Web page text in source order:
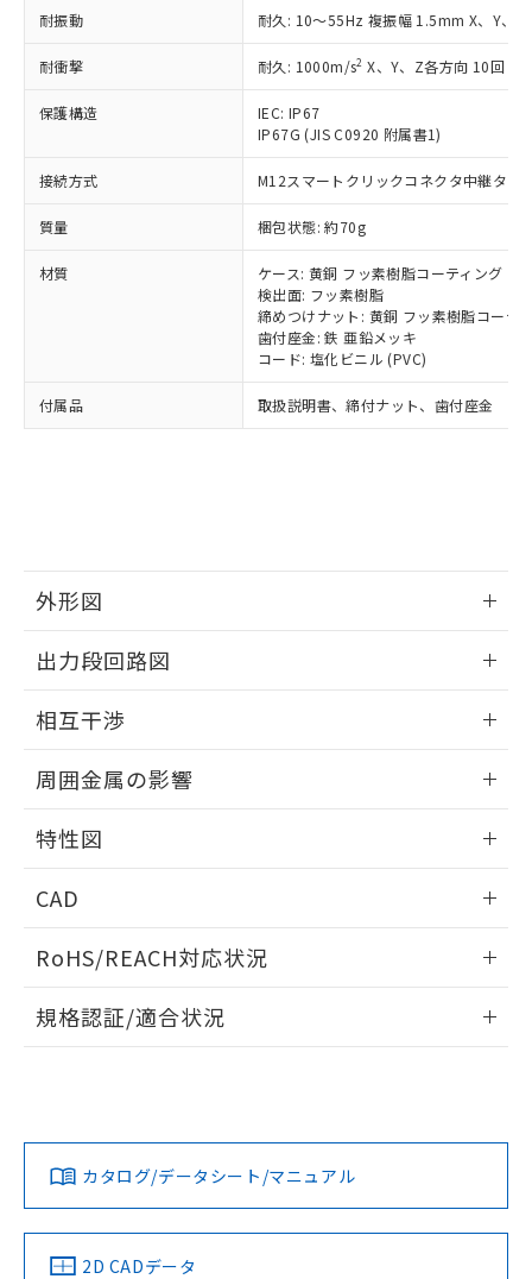
耐振動 耐久: 10～55Hz 複振幅 1.5mm X、Y、Z
耐衝撃 耐久: 1000m/s2 X、Y、Z各方向 10回
保護構造
IEC: IP67
IP67G (JIS C0920 附属書1)
接続方式 M12スマートクリックコネクタ中継タイ
質量 梱包状態: 約70g
材質
ケース: 黄銅 フッ素樹脂コーティング
検出面: フッ素樹脂
締めつけナット: 黄銅 フッ素樹脂コーテ
歯付座金: 鉄 亜鉛メッキ
コード: 塩化ビニル (PVC)
付属品 取扱説明書、締付ナット、歯付座金
外形図
外形図
出力段回路図
出力段回路図
タイムチャート
相互干渉
相互干渉
A: 30mm以上、B: 20mm以上
周囲金属の影響
周囲金属の影響
特性図
検出物体の大きさと材質による影響
CAD
ドすることができます。
ログイン/会員登録
ダウンロードデータをご利用いただく前に、以下を必ずお読
みください。
ソフトウェアの使用条件
RoHS/REACH対応状況
EU RoHS 注意事項・凡例
対応済み
中国 RoHS 注意事項・凡例
規格認証/適合状況
LR型式承認
（イギリス
船舶規格）
DNV型式承認
（ノルウェー
BV型式承認
（フランス
KR型式
（韓国
カタログ/データシート/マニュアル
2D CADデータ
タに基づき作成されるものであり、閲
覧された時点での実際の在庫および標
準価格とは異なる場合があることをご
正式な納期状況および標準価格はお客
様のお取引先、またはお客様担当のオ
ムロン制御機器販売店・当社販売員に
ご相談ください。
オムロン制御機器販売店や当社販売拠
販売ネットワーク
」をご確認
在庫状況および標準価格結果を当社の
事前の承諾なく第三者に漏洩または開
示しないようお願いします。
マイパーツ機能（部品リスト作成サー
ビス）をご利用いただくには、I-Web
メンバーズにご登録されている必要が
引・商談に必要な範囲で利用すること
※当社の共同利用者とは、"個人情報
の共同利用に関して"
用者の範囲」に記載されている法人を
*EU RoHS指令（10物質）：
鉛(Pb) 1000ppm以下、 水銀(Hg) 1000ppm以下、 カド
ミウム(Cd) 100ppm以下、
六価クロム(Cr(Ⅵ)) 1000ppm以下、ポリ臭化ビフェニル
ル) (DEHP)(別名：DOP) 1000ppm以下、フタル酸ブチ
ルベンジル（BBP） 1000ppm以下、フタル酸ジブチル
（DBP） 1000ppm以下、フタル酸ジイソブチル
(DIBP) 1000ppm以下
但し、RoHS指令で産業用監視および制御機器に対する
フタル酸エステル類の４物質については閾値を超える意
部品在庫の切り替え状況などにより、予定
月が前後することがあります。
とができます。
EU RoHS指令（10物質）の非含有証明書
※本証明書は発行日時点で非含有を証明す
るもので、過去に遡って非含有を証明する
ものではありません。
物質の対応では、対応完了までの期間は出
荷製品に未対応品が混在することから備考
欄に対応日を記載しておりました。
既に当社にて対応品への在庫切替を完了
していることから、特段のことがない限
Cr(Ⅵ)(六価クロム) : 1000ppm、 PBBs(ポリ臭化ビフェ
ニル類) : 1000ppm、 PBDEs(ポリ臭化ジフェニルエーテ
ル類) : 1000ppm、
DBP(フタル酸ジブチル) : 1000ppm、 DIBP(フタル酸ジ
イソブチル) : 1000ppm、 BBP(フタル酸ブチルベンジ
ル) : 1000ppm、
※2 環境保護使用期限
「ｅ」：有害物質（10物質）のすべてが基
準値以下であることを示します。
「10」：通常の使用状況下において有害物
質が外部に漏えいし、環境に深刻な影響を
及ぼさない年数を意味します。
または国外への提供する場合は、日本
国政府の輸出許可(または役務取引許
可)を取得するなどの必要な手続きを
当社は規制貨物を破棄する場合は、完
全に破砕するなど、違法に輸出されな
当社は貴社製品を、核兵器、ミサイ
ル、化学兵器、生物兵器またはその他
武器並びにこれらの製造装置等に一切
使用いたしません。
当社は、貴社製品を第三者に販売する
場合は、上記1、2および3の内容を当
該第三者に通知します。また当社は、
販売先および販売に係わる関係者が違
法に輸出するおそれがある場合は、取
り引きをいたしません。
合意する キャンセル
一定数以上の在庫あり
一定数には満たないが在庫あり
在庫なし(最新の在庫状況につ
いては、お客様のお取引先、ま
たはお客様担当のオムロン制御
機器販売店・当社販売員にご確
認ください)
受注生産機種、また在庫状況の
情報を公開していない機種